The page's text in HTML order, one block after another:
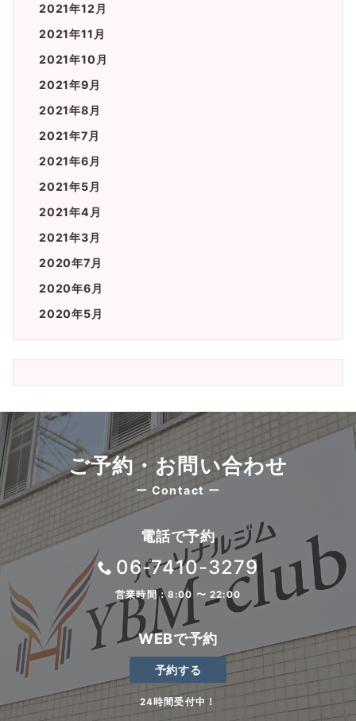
2021年12月
2021年11月
2021年10月
2021年9月
2021年8月
2021年7月
2021年6月
2021年5月
2021年4月
2021年3月
2020年7月
2020年6月
2020年5月
ご予約・お問い合わせ
ー Contact ー
電話で予約
06-7410-3279
営業時間：8:00 〜 22:00
WEBで予約
予約する
24時間受付中！